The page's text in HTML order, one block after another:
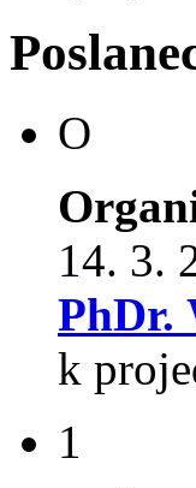
O
14. 3.
PhDr.
k
1